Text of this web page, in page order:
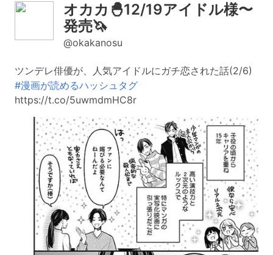
オカカ🐣12/19アイドル様〜
発売🦄
@okakanosu
ツンデレ俳優が、人気アイドルにガチ恋された話(2/6)
#漫画が読めるハッシュタグ
https://t.co/5uwmdmHC8r